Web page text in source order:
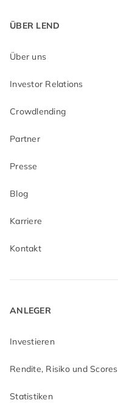
ÜBER LEND
Über uns
Investor Relations
Crowdlending
Partner
Presse
Blog
Karriere
Kontakt
ANLEGER
Investieren
Rendite, Risiko und Scores
Statistiken